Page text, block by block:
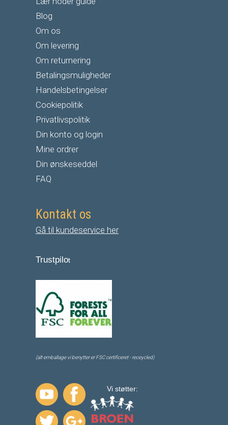
Blog
Om os
Om levering
Om returnering
Betalingsmuligheder
Handelsbetingelser
Cookiepolitik
Privatlivspolitik
Din konto og login
Mine ordrer
Din ønskeseddel
FAQ
Kontakt os
Gå til kundeservice her
Trustpilot
(alt emballage vi benytter er FSC certificeret - receycled)
Vi støtter: